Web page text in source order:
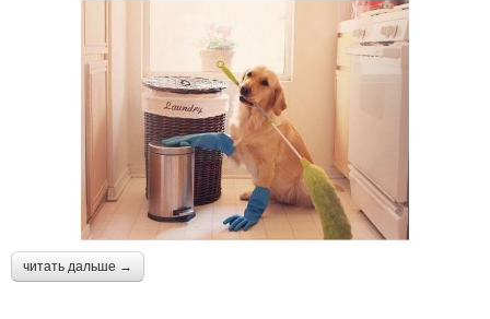
читать дальше →